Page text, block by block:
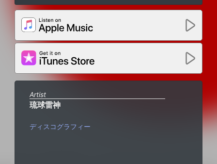
Artist
琉球雷神
ディスコグラフィー